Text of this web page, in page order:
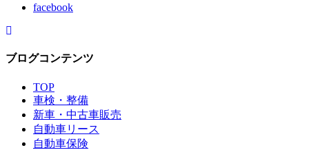
facebook
ブログコンテンツ
TOP
車検・整備
新車・中古車販売
自動車リース
自動車保険